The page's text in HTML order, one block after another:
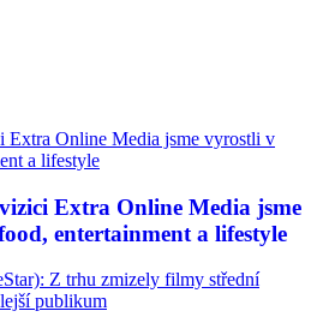
Extra Online Media jsme
entertainment a lifestyle